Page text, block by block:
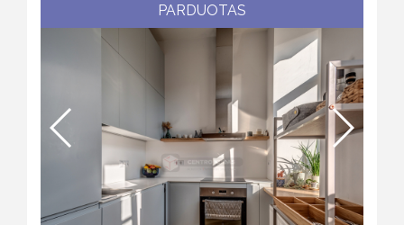
PARDUOTAS